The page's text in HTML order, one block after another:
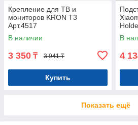
Крепление для ТВ и
мониторов KRON T3
Арт.4517
В наличии
3 350 ₸ 3 941 ₸
Купить
В
4
Показать ещё